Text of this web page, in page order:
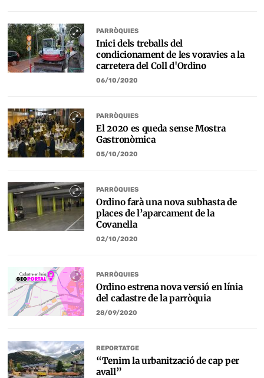
PARRÒQUIES
Inici dels treballs del
condicionament de les voravies a la
carretera del Coll d'Ordino
06/10/2020
PARRÒQUIES
El 2020 es queda sense Mostra
Gastronòmica
05/10/2020
PARRÒQUIES
Ordino farà una nova subhasta de
places de l’aparcament de la
Covanella
02/10/2020
PARRÒQUIES
Ordino estrena nova versió en línia
del cadastre de la parròquia
28/09/2020
REPORTATGE
“Tenim la urbanització de cap per
avall”